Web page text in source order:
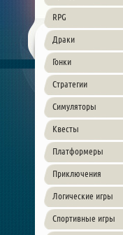
RPG
Драки
Гонки
Стратегии
Симуляторы
Квесты
Платформеры
Приключения
Логические игры
Спортивные игры